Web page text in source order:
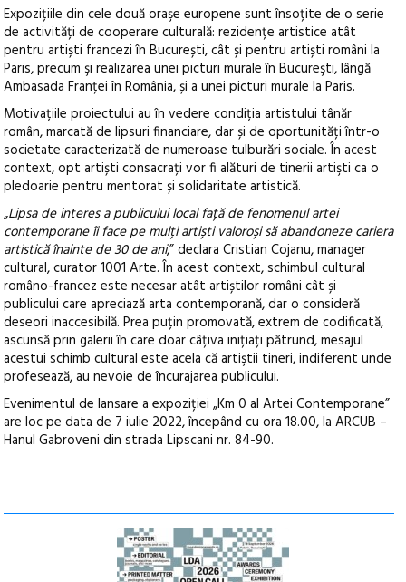
Expozițiile din cele două oraşe europene sunt însoțite de o serie
de activități de cooperare culturală: rezidențe artistice atât
pentru artiști francezi în București, cât și pentru artiști români la
Paris, precum şi realizarea unei picturi murale în Bucureşti, lângă
Ambasada Franței în România, și a unei picturi murale la Paris.
Motivațiile proiectului au în vedere condiția artistului tânăr
român, marcată de lipsuri financiare, dar și de oportunități într-o
societate caracterizată de numeroase tulburări sociale. În acest
context, opt artiști consacrați vor fi alături de tinerii artişti ca o
pledoarie pentru mentorat și solidaritate artistică.
„Lipsa de interes a publicului local față de fenomenul artei
contemporane îi face pe mulți artiști valoroși să abandoneze cariera
artistică înainte de 30 de ani,” declara Cristian Cojanu, manager
cultural, curator 1001 Arte. În acest context, schimbul cultural
româno-francez este necesar atât artiștilor români cât și
publicului care apreciază arta contemporană, dar o consideră
deseori inaccesibilă. Prea puțin promovată, extrem de codificată,
ascunsă prin galerii în care doar câțiva inițiați pătrund, mesajul
acestui schimb cultural este acela că artiştii tineri, indiferent unde
profesează, au nevoie de încurajarea publicului.
Evenimentul de lansare a expoziției „Km 0 al Artei Contemporane”
are loc pe data de 7 iulie 2022, începând cu ora 18.00, la ARCUB –
Hanul Gabroveni din strada Lipscani nr. 84-90.